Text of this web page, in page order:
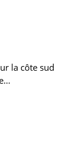
la côte sud